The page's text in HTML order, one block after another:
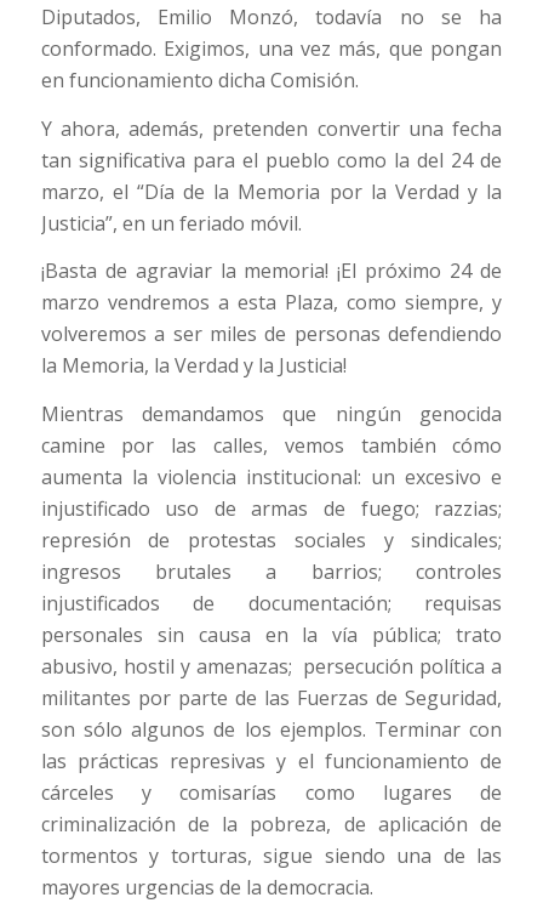
Diputados, Emilio Monzó, todavía no se ha
conformado. Exigimos, una vez más, que pongan
en funcionamiento dicha Comisión.
Y ahora, además, pretenden convertir una fecha
tan significativa para el pueblo como la del 24 de
marzo, el “Día de la Memoria por la Verdad y la
Justicia”, en un feriado móvil.
¡Basta de agraviar la memoria! ¡El próximo 24 de
marzo vendremos a esta Plaza, como siempre, y
volveremos a ser miles de personas defendiendo
la Memoria, la Verdad y la Justicia!
Mientras demandamos que ningún genocida
camine por las calles, vemos también cómo
aumenta la violencia institucional: un excesivo e
injustificado uso de armas de fuego; razzias;
represión de protestas sociales y sindicales;
ingresos brutales a barrios; controles
injustificados de documentación; requisas
personales sin causa en la vía pública; trato
abusivo, hostil y amenazas; persecución política a
militantes por parte de las Fuerzas de Seguridad,
son sólo algunos de los ejemplos. Terminar con
las prácticas represivas y el funcionamiento de
cárceles y comisarías como lugares de
criminalización de la pobreza, de aplicación de
tormentos y torturas, sigue siendo una de las
mayores urgencias de la democracia.